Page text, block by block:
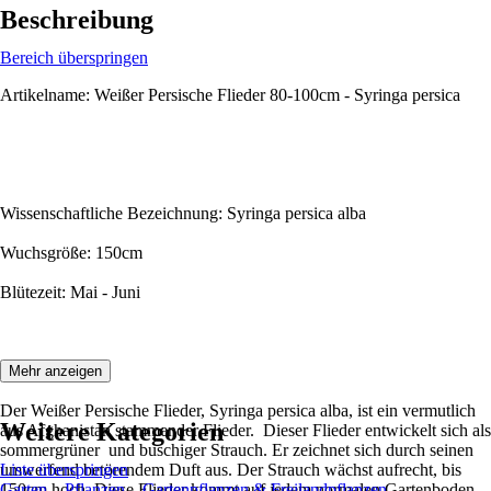
Beschreibung
Bereich überspringen
Artikelname: Weißer Persische Flieder 80-100cm - Syringa persica
Wissenschaftliche Bezeichnung: Syringa persica alba
Wuchsgröße: 150cm
Blütezeit: Mai - Juni
Beschreibung:
Der Weißer Persische Flieder, Syringa persica alba, ist ein vermutlich
aus Afghanistan stammender Flieder. Dieser Flieder entwickelt sich als
sommergrüner und buschiger Strauch. Er zeichnet sich durch seinen
umwerfend betörendem Duft aus. Der Strauch wächst aufrecht, bis
Mehr anzeigen
Weitere Kategorien
Liste überspringen